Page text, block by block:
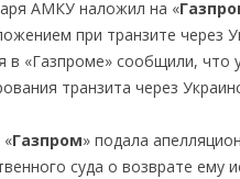
АМКУ наложил на «
при транзите через
в «Газпроме» сообщили,
транзита через
«Газпром» подала
суда о возврате